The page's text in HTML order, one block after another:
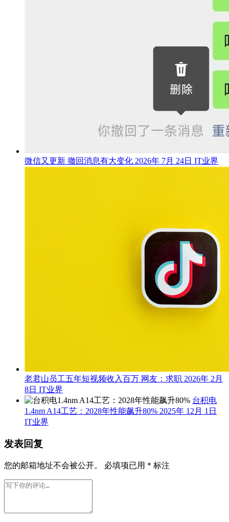
微信又更新 撤回消息有大变化 2026年 7月 24日 IT业界
老君山员工五年短视频收入百万 网友：求职 2026年 2月
8日 IT业界
台积电
1.4nm A14工艺：2028年性能飙升80% 2025年 12月 1日
IT业界
发表回复
您的邮箱地址不会被公开。 必填项已用 * 标注